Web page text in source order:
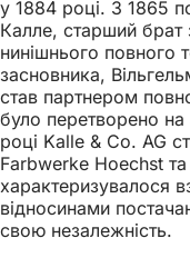
у 1884 році. З 1865
Калле, старший брат
нинішнього повного
засновника,
став партнером
було перетворено на
році Kalle & Co. AG
Farbwerke Hoechst
характеризувалося
відносинами
свою незалежність.